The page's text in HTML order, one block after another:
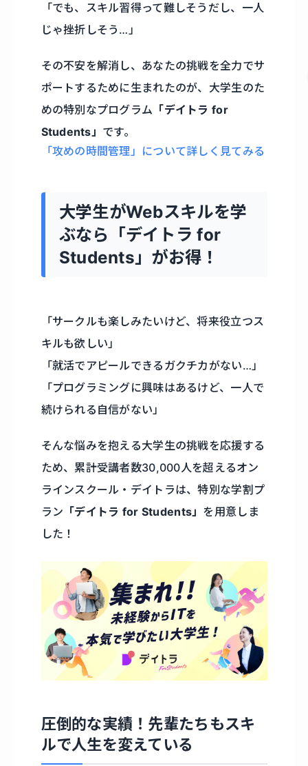
「でも、スキル習得って難しそうだし、一人
じゃ挫折しそう…」
その不安を解消し、あなたの挑戦を全力でサ
ポートするために生まれたのが、大学生のた
めの特別なプログラム 「デイトラ for
Students」 です。
「攻めの時間管理」について詳しく見てみる
大学生がWebスキルを学
ぶなら「デイトラ for
Students」がお得！
「サークルも楽しみたいけど、将来役立つス
キルも欲しい」
「就活でアピールできるガクチカがない…」
「プログラミングに興味はあるけど、一人で
続けられる自信がない」
そんな悩みを抱える大学生の挑戦を応援する
ため、累計受講者数30,000人を超えるオン
ラインスクール・デイトラは、特別な学割プ
ラン 「デイトラ for Students」 を用意しま
した！
圧倒的な実績！先輩たちもスキ
ルで人生を変えている